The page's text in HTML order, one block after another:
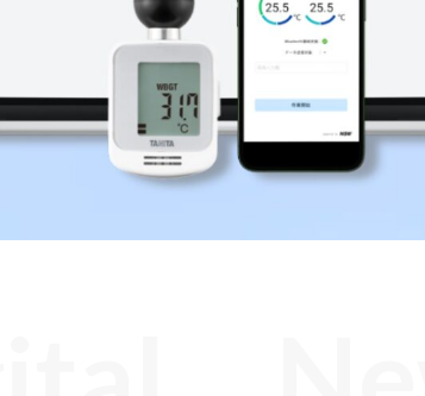
センタービッグデータヘルプデスクキッティング